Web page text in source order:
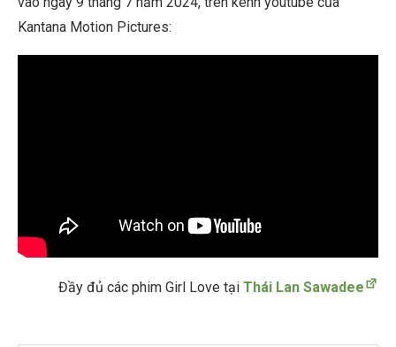
Kantana Motion Pictures:
Đầy đủ các phim Girl Love tại Thái Lan Sawadee